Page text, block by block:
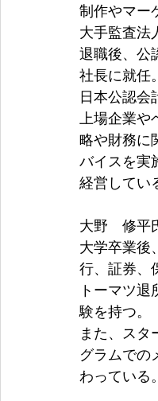
制作やマー
大手監査法
退職後、公
社長に就任。
日本公認会
上場企業や
略や財務に
バイスを実
経営してい
大野　修平
大学卒業後
行、証券、
トーマツ
験を持つ。
また、スタ
グラムでの
わっている。